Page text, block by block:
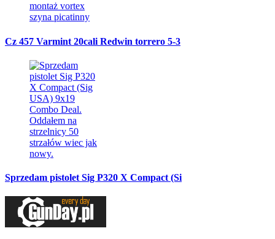
Cz 457 Varmint 20cali Redwin torrero 5-3
Sprzedam pistolet Sig P320 X Compact (Si